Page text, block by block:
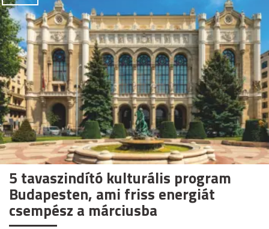
5 tavaszindító kulturális program
Budapesten, ami friss energiát
csempész a márciusba